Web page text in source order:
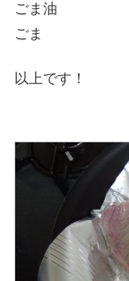
ごま油
ごま
以上です！